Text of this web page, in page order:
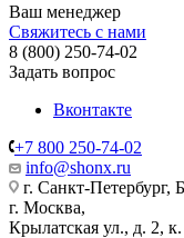
Ваш менеджер
Свяжитесь с нами
8 (800) 250-74-02
Задать вопрос
Вконтакте
+7 800 250-74-02
info@shonx.ru
г. Санкт-Петербург,
г. Москва,
Крылатская ул., д. 2,